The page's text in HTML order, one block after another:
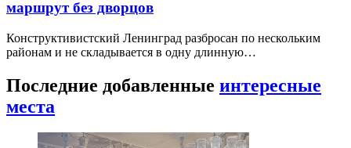
маршрут без дворцов
Конструктивистский Ленинград разбросан по нескольким
районам и не складывается в одну длинную…
Последние добавленные интересные
места